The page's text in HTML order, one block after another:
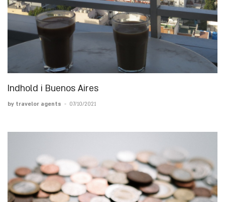
Indhold i Buenos Aires
by travelor agents - 07/10/2021